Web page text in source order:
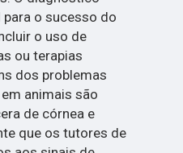
o sucesso do
o uso de
ou terapias
dos problemas
animais são
de córnea e
que os tutores de